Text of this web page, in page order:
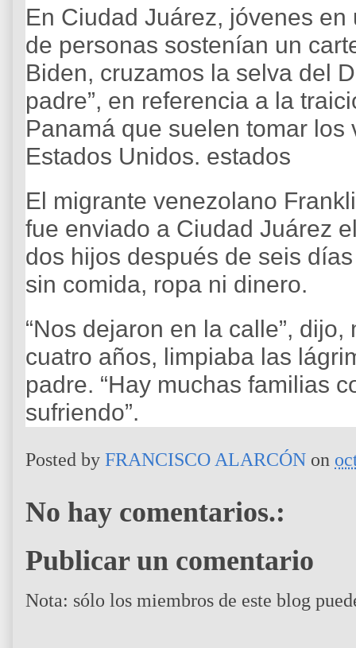
En Ciudad Juárez, jóvenes
de personas sostenían un
Biden, cruzamos la selva del
padre”, en referencia a la
Panamá que suelen tomar
Estados Unidos. estados
El migrante venezolano
fue enviado a Ciudad Juárez
dos hijos después de seis
sin comida, ropa ni dinero.
“Nos dejaron en la calle”,
cuatro años, limpiaba las
padre. “Hay muchas familias
sufriendo”.
Posted by FRANCISCO ALARCÓN on
No hay comentarios.:
Publicar un comentario
Nota: sólo los miembros de este blog